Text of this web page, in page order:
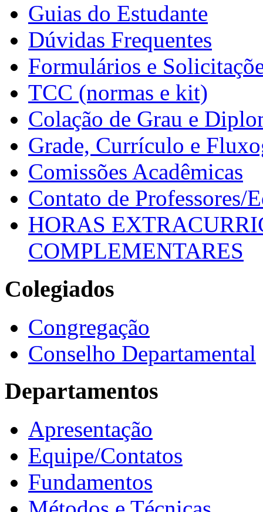
Guias do Estudante
Dúvidas Frequentes
Formulários e
TCC (normas e kit)
Colação de Grau e
Grade, Currículo e
Comissões Acadêmicas
Contato de Professores/
HORAS
COMPLEMENTARES
Colegiados
Congregação
Conselho Departamental
Departamentos
Apresentação
Equipe/Contatos
Fundamentos